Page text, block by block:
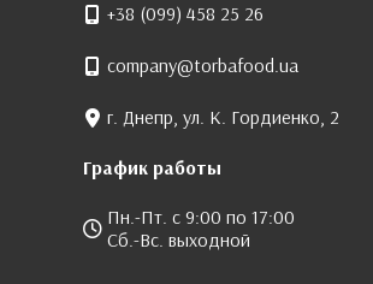
+38 (099) 458 25 26
company@torbafood.ua
г. Днепр, ул. К. Гордиенко, 2
График работы
Пн.-Пт. с 9:00 по 17:00
Сб.-Вс. выходной